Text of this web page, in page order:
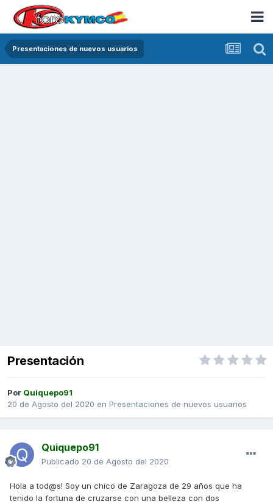
Presentaciones de nuevos usuarios
Presentación
Por Quiquepo91
20 de Agosto del 2020 en Presentaciones de nuevos usuarios
Quiquepo91
Publicado 20 de Agosto del 2020
Hola a tod@s! Soy un chico de Zaragoza de 29 años que ha
tenido la fortuna de cruzarse con una belleza con dos